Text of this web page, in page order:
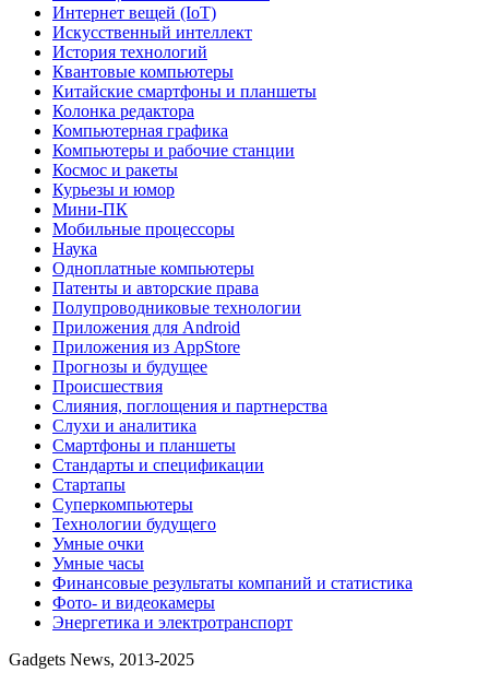
Интернет вещей (IoT)
Искусственный интеллект
История технологий
Квантовые компьютеры
Китайские смартфоны и планшеты
Колонка редактора
Компьютерная графика
Компьютеры и рабочие станции
Космос и ракеты
Курьезы и юмор
Мини-ПК
Мобильные процессоры
Наука
Одноплатные компьютеры
Патенты и авторские права
Полупроводниковые технологии
Приложения для Android
Приложения из AppStore
Прогнозы и будущее
Происшествия
Слияния, поглощения и партнерства
Слухи и аналитика
Смартфоны и планшеты
Стандарты и спецификации
Стартапы
Суперкомпьютеры
Технологии будущего
Умные очки
Умные часы
Финансовые результаты компаний и статистика
Фото- и видеокамеры
Энергетика и электротранспорт
Gadgets News, 2013-2025